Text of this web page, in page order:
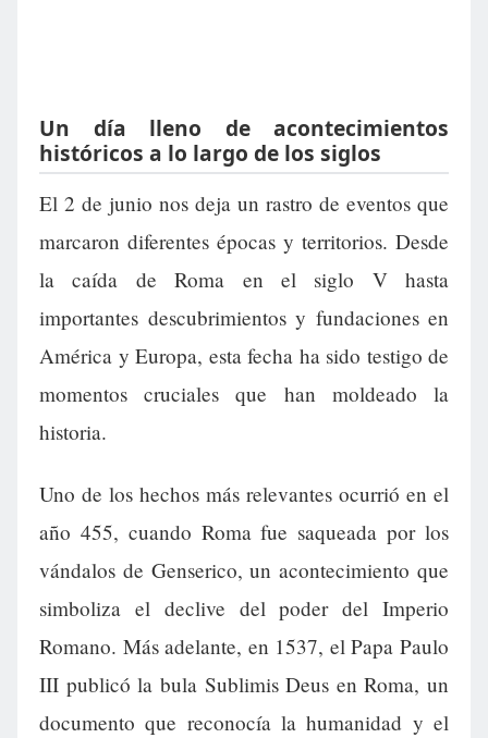
Un día lleno de acontecimientos
históricos a lo largo de los siglos
El 2 de junio nos deja un rastro de eventos que
marcaron diferentes épocas y territorios. Desde
la caída de Roma en el siglo V hasta
importantes descubrimientos y fundaciones en
América y Europa, esta fecha ha sido testigo de
momentos cruciales que han moldeado la
historia.
Uno de los hechos más relevantes ocurrió en el
año 455, cuando Roma fue saqueada por los
vándalos de Genserico, un acontecimiento que
simboliza el declive del poder del Imperio
Romano. Más adelante, en 1537, el Papa Paulo
III publicó la bula Sublimis Deus en Roma, un
documento que reconocía la humanidad y el